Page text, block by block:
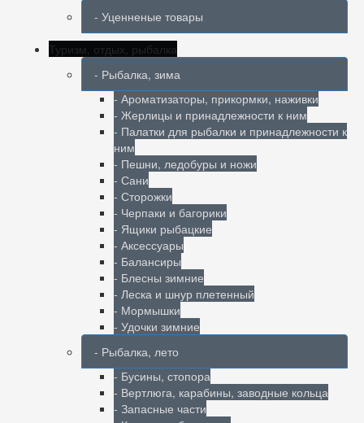
- Уценненые товары
Туризм, отдых, рыбалка
- Рыбалка, зима
- Ароматизаторы, прикормки, наживки
- Жерлицы и принадлежности к ним
- Палатки для рыбалки и принадлежности к
ним
- Пешни, ледобуры и ножи
- Сани
- Сторожки
- Черпаки и багорики
- Ящики рыбацкие
- Аксессуары
- Балансиры
- Блесны зимние
- Леска и шнур плетенный
- Мормышки
- Удочки зимние
- Рыбалка, лето
- Бусины, стопора
- Вертлюга, карабины, заводные кольца
- Запасные части